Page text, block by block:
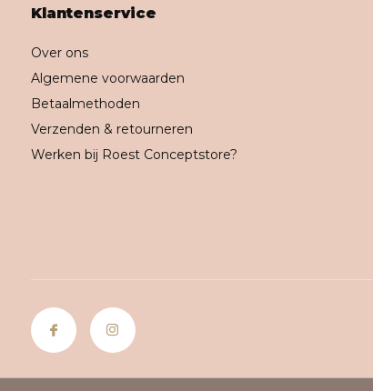
Klantenservice
Over ons
Algemene voorwaarden
Betaalmethoden
Verzenden & retourneren
Werken bij Roest Conceptstore?